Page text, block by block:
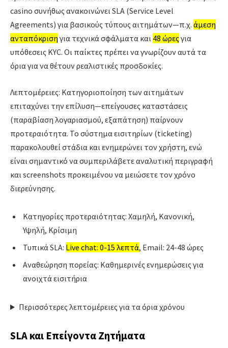
casino συνήθως ανακοινώνει SLA (Service Level
Agreements) για βασικούς τύπους αιτημάτων—π.χ. άμεση
ανταπόκρισηγια τεχνικά σφάλματα και 48 ώρεςγια
υπόθεσεις KYC. Οι παίκτες πρέπει να γνωρίζουν αυτά τα
όρια για να θέτουν ρεαλιστικές προσδοκίες.
Λεπτομέρειες: Κατηγοριοποίηση των αιτημάτων
επιταχύνει την επίλυση—επείγουσες καταστάσεις
(παραβίαση λογαριασμού, εξαπάτηση) παίρνουν
προτεραιότητα. Το σύστημα εισιτηρίων (ticketing)
παρακολουθεί στάδια και ενημερώνει τον χρήστη, ενώ
είναι σημαντικό να συμπεριλάβετε αναλυτική περιγραφή
και screenshots προκειμένου να μειώσετε τον χρόνο
διερεύνησης.
Κατηγορίες προτεραιότητας: Χαμηλή, Κανονική,
Υψηλή, Κρίσιμη
Τυπικά SLA: Live chat: 0-15 λεπτά, Email: 24-48 ώρες
Αναθεώρηση πορείας: Καθημερινές ενημερώσεις για
ανοιχτά εισιτήρια
Περισσότερες λεπτομέρειες για τα όρια χρόνου
SLA και Επείγοντα Ζητήματα